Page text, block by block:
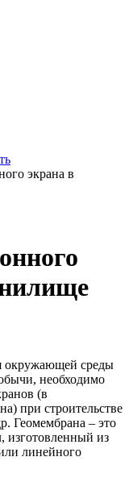
экрана в
окружающей среды
необходимо
(в
при строительстве
Геомембрана – это
изготовленный из
линейного